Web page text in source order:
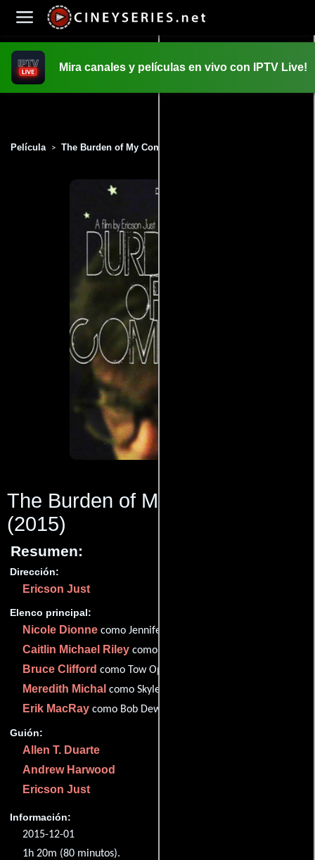
Mira canales y películas en vivo con IPTV Live!
Película > The Burden of My Company (2015)
The Burden of My Company
(2015)
Resumen:
Dirección:
Ericson Just
Elenco principal:
Nicole Dionne como Jennifer
Caitlin Michael Riley como Devin
Bruce Clifford como Tow Operator
Meredith Michal como Skyler
Erik MacRay como Bob Dewitt
Guión:
Allen T. Duarte
Andrew Harwood
Ericson Just
Información:
2015-12-01
1h 20m (80 minutos).